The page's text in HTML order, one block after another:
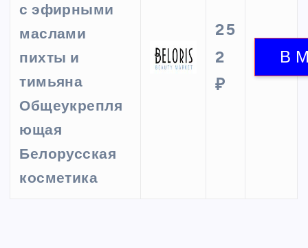
с эфирными
маслами
пихты и
тимьяна
Общеукрепля
ющая
Белорусская
косметика
25
2
₽